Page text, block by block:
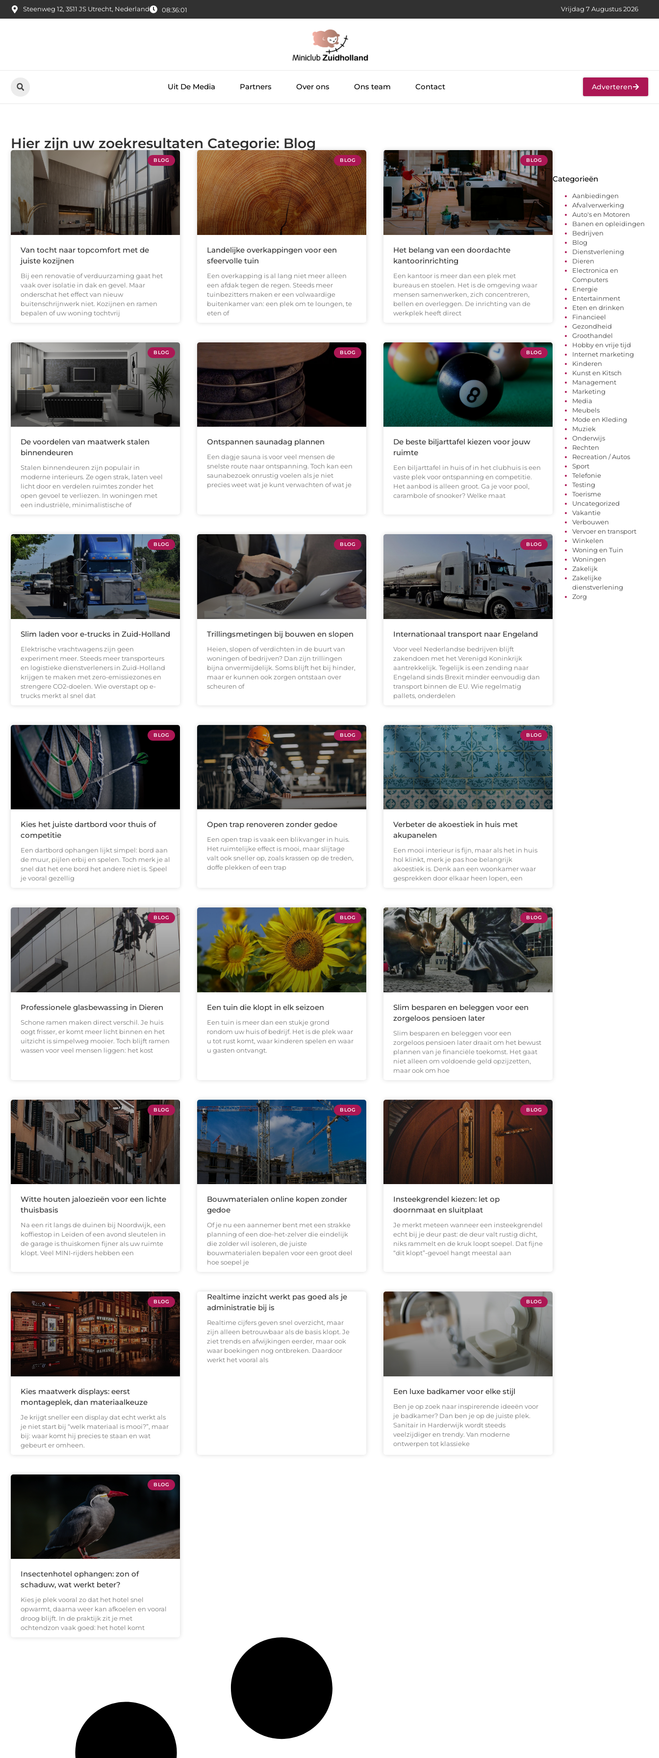
Steenweg 12, 3511 JS Utrecht, Nederland 08:36:03 Vrijdag 7 Augustus 2026
Uit De Media Partners Over ons Ons team Contact Adverteren
Hier zijn uw zoekresultaten Categorie: Blog
BLOG
Van tocht naar topcomfort met de
juiste kozijnen
Bij een renovatie of verduurzaming gaat het
vaak over isolatie in dak en gevel. Maar
onderschat het effect van nieuw
buitenschrijnwerk niet. Kozijnen en ramen
bepalen of uw woning tochtvrij
BLOG
Landelijke overkappingen voor een
sfeervolle tuin
Een overkapping is al lang niet meer alleen
een afdak tegen de regen. Steeds meer
tuinbezitters maken er een volwaardige
buitenkamer van: een plek om te loungen, te
eten of
BLOG
Het belang van een doordachte
kantoorinrichting
Een kantoor is meer dan een plek met
bureaus en stoelen. Het is de omgeving waar
mensen samenwerken, zich concentreren,
bellen en overleggen. De inrichting van de
werkplek heeft direct
BLOG
De voordelen van maatwerk stalen
binnendeuren
Stalen binnendeuren zijn populair in
moderne interieurs. Ze ogen strak, laten veel
licht door en verdelen ruimtes zonder het
open gevoel te verliezen. In woningen met
een industriële, minimalistische of
BLOG
Ontspannen saunadag plannen
Een dagje sauna is voor veel mensen de
snelste route naar ontspanning. Toch kan een
saunabezoek onrustig voelen als je niet
precies weet wat je kunt verwachten of wat je
BLOG
De beste biljarttafel kiezen voor jouw
ruimte
Een biljarttafel in huis of in het clubhuis is een
vaste plek voor ontspanning en competitie.
Het aanbod is alleen groot. Ga je voor pool,
carambole of snooker? Welke maat
BLOG
Slim laden voor e-trucks in Zuid-Holland
Elektrische vrachtwagens zijn geen
experiment meer. Steeds meer transporteurs
en logistieke dienstverleners in Zuid-Holland
krijgen te maken met zero-emissiezones en
strengere CO2-doelen. Wie overstapt op e-
trucks merkt al snel dat
BLOG
Trillingsmetingen bij bouwen en slopen
Heien, slopen of verdichten in de buurt van
woningen of bedrijven? Dan zijn trillingen
bijna onvermijdelijk. Soms blijft het bij hinder,
maar er kunnen ook zorgen ontstaan over
scheuren of
BLOG
Internationaal transport naar Engeland
Voor veel Nederlandse bedrijven blijft
zakendoen met het Verenigd Koninkrijk
aantrekkelijk. Tegelijk is een zending naar
Engeland sinds Brexit minder eenvoudig dan
transport binnen de EU. Wie regelmatig
pallets, onderdelen
BLOG
Kies het juiste dartbord voor thuis of
competitie
Een dartbord ophangen lijkt simpel: bord aan
de muur, pijlen erbij en spelen. Toch merk je al
snel dat het ene bord het andere niet is. Speel
je vooral gezellig
BLOG
Open trap renoveren zonder gedoe
Een open trap is vaak een blikvanger in huis.
Het ruimtelijke effect is mooi, maar slijtage
valt ook sneller op, zoals krassen op de treden,
doffe plekken of een trap
BLOG
Verbeter de akoestiek in huis met
akupanelen
Een mooi interieur is fijn, maar als het in huis
hol klinkt, merk je pas hoe belangrijk
akoestiek is. Denk aan een woonkamer waar
gesprekken door elkaar heen lopen, een
BLOG
Professionele glasbewassing in Dieren
Schone ramen maken direct verschil. Je huis
oogt frisser, er komt meer licht binnen en het
uitzicht is simpelweg mooier. Toch blijft ramen
wassen voor veel mensen liggen: het kost
BLOG
Een tuin die klopt in elk seizoen
Een tuin is meer dan een stukje grond
rondom uw huis of bedrijf. Het is de plek waar
u tot rust komt, waar kinderen spelen en waar
u gasten ontvangt.
BLOG
Slim besparen en beleggen voor een
zorgeloos pensioen later
Slim besparen en beleggen voor een
zorgeloos pensioen later draait om het bewust
plannen van je financiële toekomst. Het gaat
niet alleen om voldoende geld opzijzetten,
maar ook om hoe
BLOG
Witte houten jaloezieën voor een lichte
thuisbasis
Na een rit langs de duinen bij Noordwijk, een
koffiestop in Leiden of een avond sleutelen in
de garage is thuiskomen fijner als uw ruimte
klopt. Veel MINI-rijders hebben een
BLOG
Bouwmaterialen online kopen zonder
gedoe
Of je nu een aannemer bent met een strakke
planning of een doe-het-zelver die eindelijk
die zolder wil isoleren, de juiste
bouwmaterialen bepalen voor een groot deel
hoe soepel je
BLOG
Insteekgrendel kiezen: let op
doornmaat en sluitplaat
Je merkt meteen wanneer een insteekgrendel
echt bij je deur past: de deur valt rustig dicht,
niks rammelt en de kruk loopt soepel. Dat fijne
“dit klopt”-gevoel hangt meestal aan
BLOG
Kies maatwerk displays: eerst
montageplek, dan materiaalkeuze
Je krijgt sneller een display dat echt werkt als
je niet start bij “welk materiaal is mooi?”, maar
bij: waar komt hij precies te staan en wat
gebeurt er omheen.
Realtime inzicht werkt pas goed als je
administratie bij is
Realtime cijfers geven snel overzicht, maar
zijn alleen betrouwbaar als de basis klopt. Je
ziet trends en afwijkingen eerder, maar ook
waar boekingen nog ontbreken. Daardoor
werkt het vooral als
BLOG
Een luxe badkamer voor elke stijl
Ben je op zoek naar inspirerende ideeën voor
je badkamer? Dan ben je op de juiste plek.
Sanitair in Harderwijk wordt steeds
veelzijdiger en trendy. Van moderne
ontwerpen tot klassieke
BLOG
Insectenhotel ophangen: zon of
schaduw, wat werkt beter?
Kies je plek vooral zo dat het hotel snel
opwarmt, daarna weer kan afkoelen en vooral
droog blijft. In de praktijk zit je met
ochtendzon vaak goed: het hotel komt
Categorieën
Aanbiedingen
Afvalverwerking
Auto's en Motoren
Banen en opleidingen
Bedrijven
Blog
Dienstverlening
Dieren
Electronica en
Computers
Energie
Entertainment
Eten en drinken
Financieel
Gezondheid
Groothandel
Hobby en vrije tijd
Internet marketing
Kinderen
Kunst en Kitsch
Management
Marketing
Media
Meubels
Mode en Kleding
Muziek
Onderwijs
Rechten
Recreation / Autos
Sport
Telefonie
Testing
Toerisme
Uncategorized
Vakantie
Verbouwen
Vervoer en transport
Winkelen
Woning en Tuin
Woningen
Zakelijk
Zakelijke
dienstverlening
Zorg